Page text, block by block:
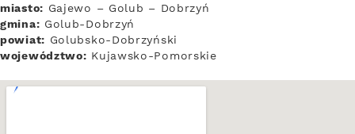
miasto: Gajewo – Golub – Dobrzyń
gmina: Golub-Dobrzyń
powiat: Golubsko-Dobrzyński
województwo: Kujawsko-Pomorskie